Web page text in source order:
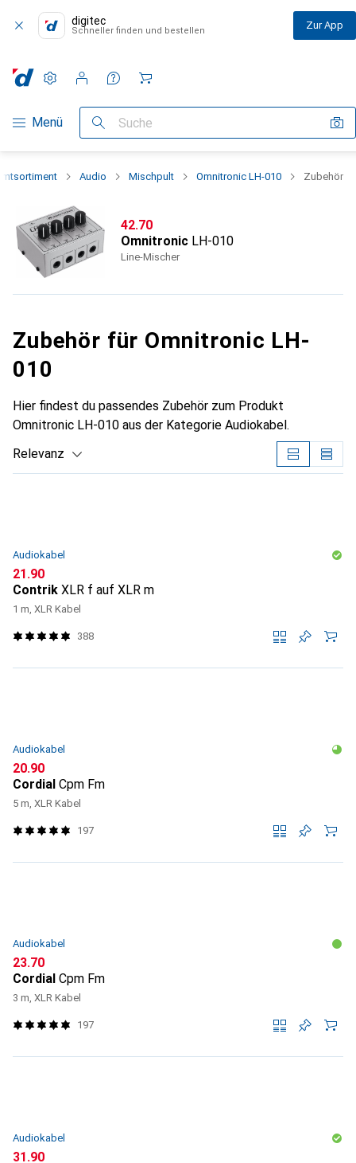
digitec
Schneller finden und bestellen Zur App
Navigation nach Kategorien
Menü Suche
Einstellungen
Kundenkonto
Vergleichslisten
Merklisten
Warenkorb
Audio Mischpult Omnitronic LH-010 Zubehör
CHF
42.70
Omnitronic LH-010
Line-Mischer
Zubehör für Omnitronic LH-
010
Hier findest du passendes Zubehör zum Produkt
Omnitronic LH-010 aus der Kategorie Audiokabel.
Relevanz
Audiokabel
CHF
21.90
Contrik XLR f auf XLR m
1 m, XLR Kabel
388
Audiokabel
CHF
20.90
Cordial Cpm Fm
5 m, XLR Kabel
197
Audiokabel
CHF
23.70
Cordial Cpm Fm
3 m, XLR Kabel
197
Audiokabel
CHF
31.90